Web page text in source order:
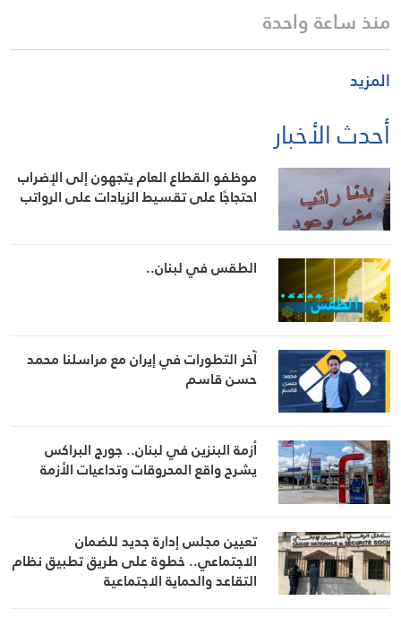
منذ ساعة واحدة
المزيد
أحدث الأخبار
موظفو القطاع العام يتجهون إلى الإضراب
احتجاجًا على تقسيط الزيادات على الرواتب
الطقس في لبنان..
آخر التطورات في إيران مع مراسلنا محمد
حسن قاسم
أزمة البنزين في لبنان.. جورج البراكس
يشرح واقع المحروقات وتداعيات الأزمة
تعيين مجلس إدارة جديد للضمان
الاجتماعي.. خطوة على طريق تطبيق نظام
التقاعد والحماية الاجتماعية